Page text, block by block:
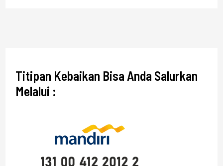
Titipan Kebaikan Bisa Anda Salurkan
Melalui :